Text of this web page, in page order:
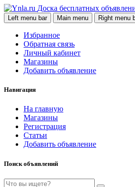
Доска бесплатных
Left menu bar Main menu Right menu
Избранное
Обратная связь
Личный кабинет
Магазины
Добавить объявление
Навигация
На главную
Магазины
Регистрация
Статьи
Добавить объявление
Поиск объявлений